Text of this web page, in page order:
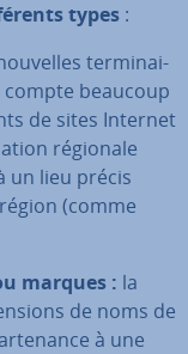
types :
ter­mi­nai­
beaucoup
de sites Internet
régionale
un lieu précis
(comme
marques : la
de noms de
à une